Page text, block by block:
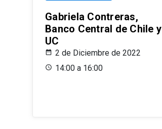
Gabriela Contreras,
Banco Central de Chile y
UC
2 de Diciembre de 2022
14:00 a 16:00